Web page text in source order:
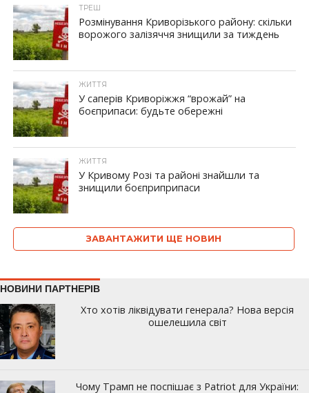
ТРЕШ
Розмінування Криворізького району: скільки
ворожого залізяччя знищили за тиждень
ЖИТТЯ
У саперів Криворіжжя “врожай” на
боєприпаси: будьте обережні
ЖИТТЯ
У Кривому Розі та районі знайшли та
знищили боєприприпаси
ЗАВАНТАЖИТИ ЩЕ НОВИН